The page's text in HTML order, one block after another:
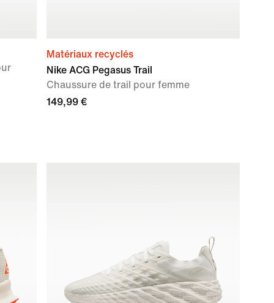
Matériaux recyclés
Nike ACG Pegasus Trail
Chaussure de trail pour femme
149,99 €